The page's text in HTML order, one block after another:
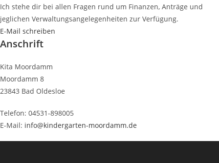
Ich stehe dir bei allen Fragen rund um Finanzen, Anträge und
jeglichen Verwaltungsangelegenheiten zur Verfügung.
E-Mail schreiben
Anschrift
Kita Moordamm
Moordamm 8
23843 Bad Oldesloe
Telefon: 04531-898005
E-Mail: info@kindergarten-moordamm.de